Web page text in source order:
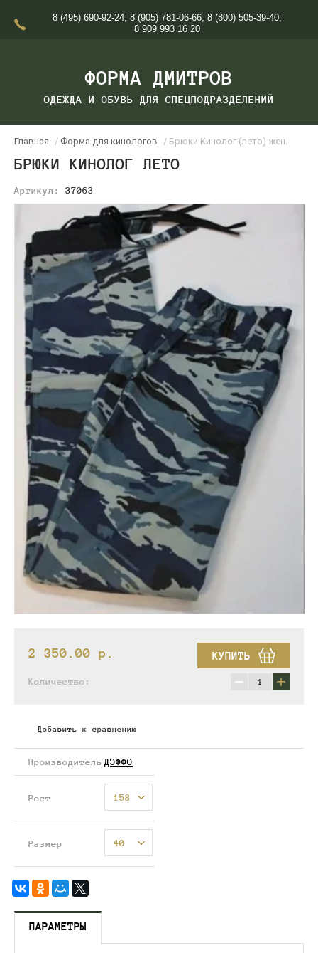
8 (495) 690-92-24; 8 (905) 781-06-66; 8 (800) 505-39-40;
8 909 993 16 20
ФОРМА ДМИТРОВ
ОДЕЖДА И ОБУВЬ ДЛЯ СПЕЦПОДРАЗДЕЛЕНИЙ
Главная / Форма для кинологов / Брюки Кинолог (лето) жен.
БРЮКИ КИНОЛОГ ЛЕТО
Артикул: 37063
2 350.00 p. КУПИТЬ
Количество: − +
Добавить к сравнению
Производитель ДЭФФО
Рост 158
Размер 40
ПАРАМЕТРЫ